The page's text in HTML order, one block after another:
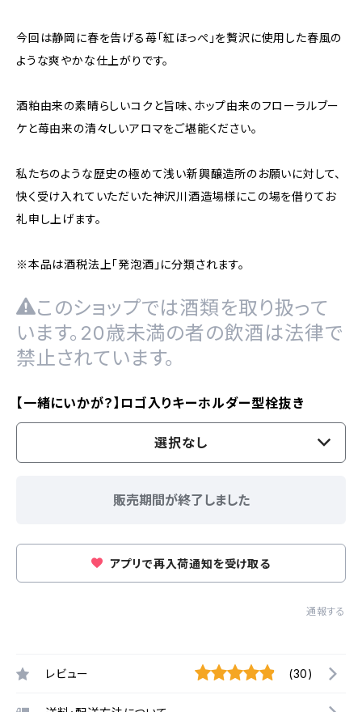
今回は静岡に春を告げる苺「紅ほっぺ」を贅沢に使用した春風の
ような爽やかな仕上がりです。
酒粕由来の素晴らしいコクと旨味、ホップ由来のフローラルブー
ケと苺由来の清々しいアロマをご堪能ください。
私たちのような歴史の極めて浅い新興醸造所のお願いに対して、
快く受け入れていただいた神沢川酒造場様にこの場を借りてお
礼申し上げます。
※本品は酒税法上「発泡酒」に分類されます。
このショップでは酒類を取り扱って
います。20歳未満の者の飲酒は法律で
禁止されています。
【一緒にいかが？】ロゴ入りキーホルダー型栓抜き
選択なし
販売期間が終了しました
アプリで再入荷通知を受け取る
通報する
レビュー (30)